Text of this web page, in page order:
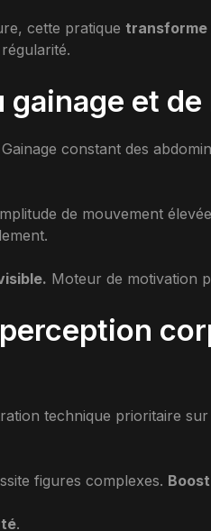
cette pratique transforme
gainage et
constant des
de mouvement
Moteur de motivation
technique prioritaire
figures complexes.
.